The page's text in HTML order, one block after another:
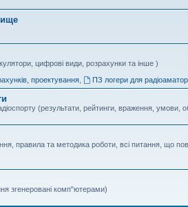
цифрові види, розрахунки та інше )
проектування, ПЗ логери для
(результати, рейтинги, враження, умови,
правила та методика роботи, всі питання, що
згенеровані комп"ютерами)